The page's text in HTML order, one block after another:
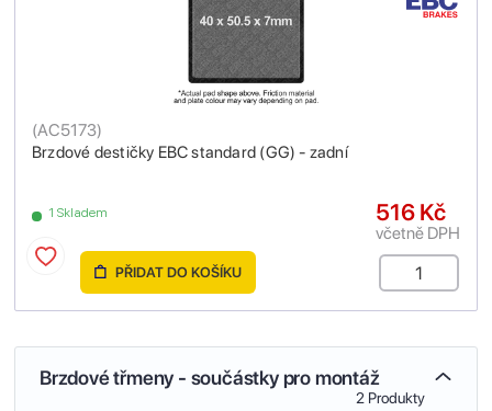
Brzdové destičky EBC standard (GG) - zadní
(AC5173)
1 Skladem 516 Kč
včetně DPH
PŘIDAT DO KOŠÍKU
Brzdové třmeny - součástky pro montáž
2 Produkty